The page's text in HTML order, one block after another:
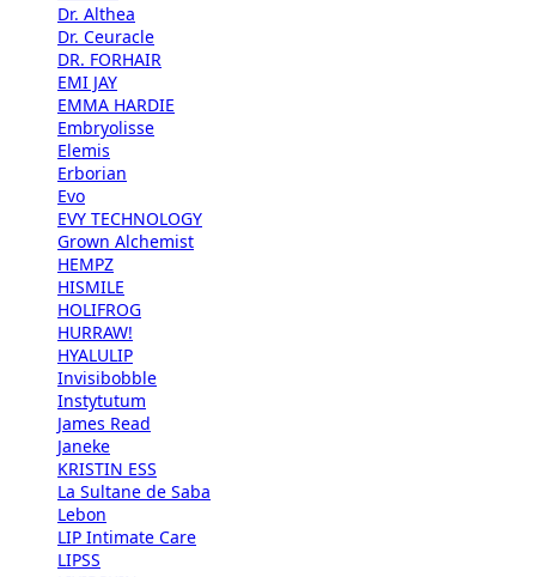
Dr. Althea
Dr. Ceuracle
DR. FORHAIR
EMI JAY
EMMA HARDIE
Embryolisse
Elemis
Erborian
Evo
EVY TECHNOLOGY
Grown Alchemist
HEMPZ
HISMILE
HOLIFROG
HURRAW!
HYALULIP
Invisibobble
Instytutum
James Read
Janeke
KRISTIN ESS
La Sultane de Saba
Lebon
LIP Intimate Care
LIPSS